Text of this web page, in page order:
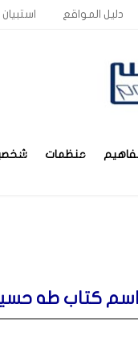
دليل المواقع استبيان
منظمات
اسم كتاب طه